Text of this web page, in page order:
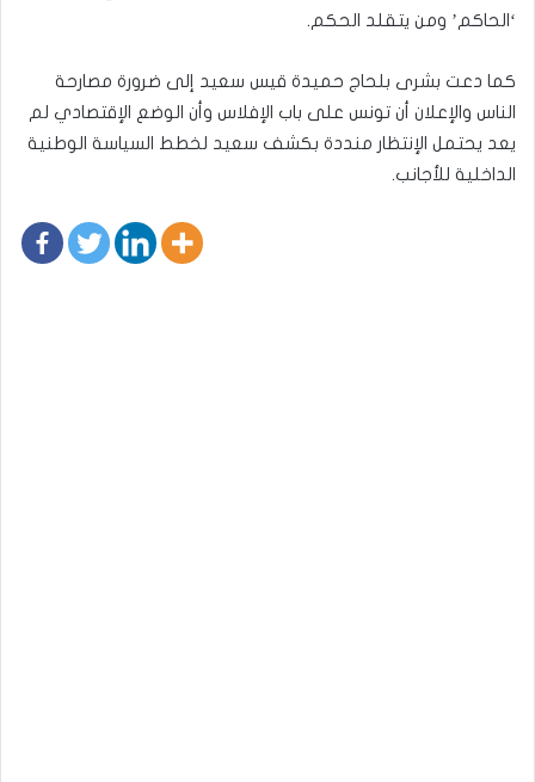
‘الحاكم’ ومن يتقلد الحكم.
كما دعت بشرى بلحاج حميدة قيس سعيد إلى ضرورة مصارحة
الناس والإعلان أن تونس على باب الإفلاس وأن الوضع الإقتصادي لم
يعد يحتمل الإنتظار منددة بكشف سعيد لخطط السياسة الوطنية
الداخلية للأجانب.